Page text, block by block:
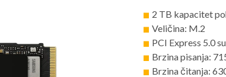
2 TB kapacitet
Veličina: M.2
PCI Express 5.0
Brzina pisanja:
Brzina čitanja: